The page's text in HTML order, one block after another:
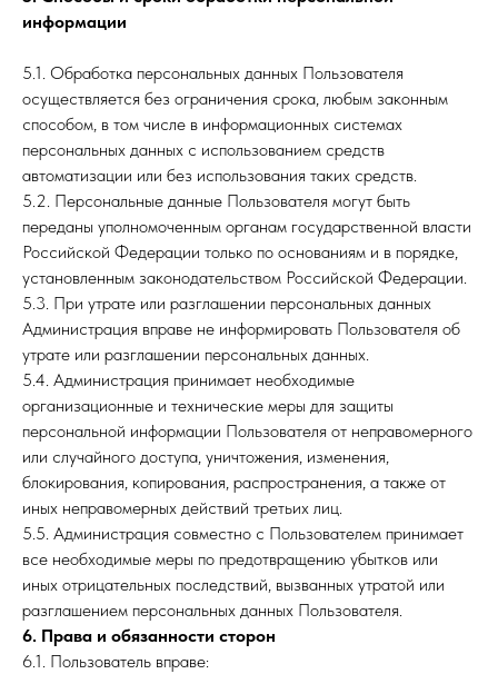
информации
5.1. Обработка персональных данных Пользователя
осуществляется без ограничения срока, любым законным
способом, в том числе в информационных системах
персональных данных с использованием средств
автоматизации или без использования таких средств.
5.2. Персональные данные Пользователя могут быть
переданы уполномоченным органам государственной власти
Российской Федерации только по основаниям и в порядке,
установленным законодательством Российской Федерации.
5.3. При утрате или разглашении персональных данных
Администрация вправе не информировать Пользователя об
утрате или разглашении персональных данных.
5.4. Администрация принимает необходимые
организационные и технические меры для защиты
персональной информации Пользователя от неправомерного
или случайного доступа, уничтожения, изменения,
блокирования, копирования, распространения, а также от
иных неправомерных действий третьих лиц.
5.5. Администрация совместно с Пользователем принимает
все необходимые меры по предотвращению убытков или
иных отрицательных последствий, вызванных утратой или
разглашением персональных данных Пользователя.
6. Права и обязанности сторон
6.1. Пользователь вправе: